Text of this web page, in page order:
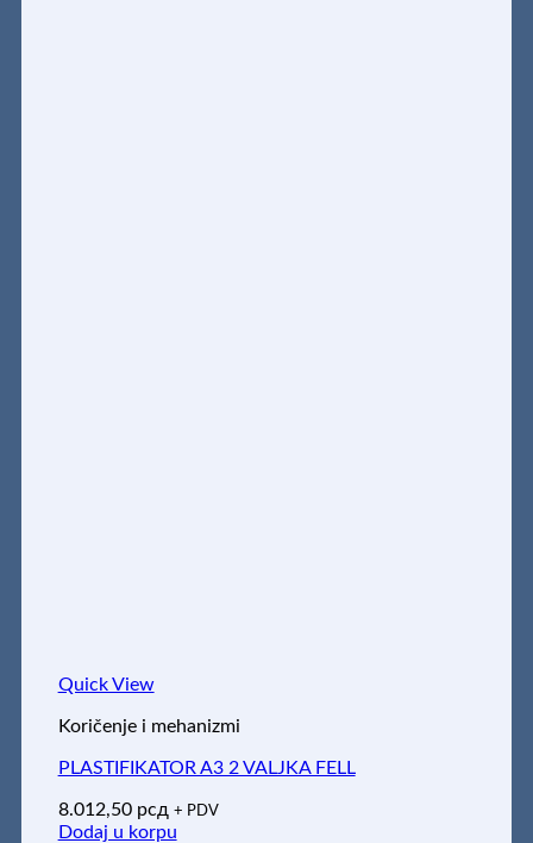
Quick View
Koričenje i mehanizmi
PLASTIFIKATOR A3 2 VALJKA FELL
8.012,50 рсд + PDV
Dodaj u korpu